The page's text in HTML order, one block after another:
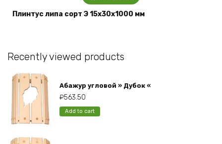
Плинтус липа сорт Э 15x30x1000 мм
Recently viewed products
Абажур угловой » Дубок «
₽563.50
Add to cart